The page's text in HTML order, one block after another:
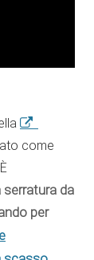
come
serratura da
per